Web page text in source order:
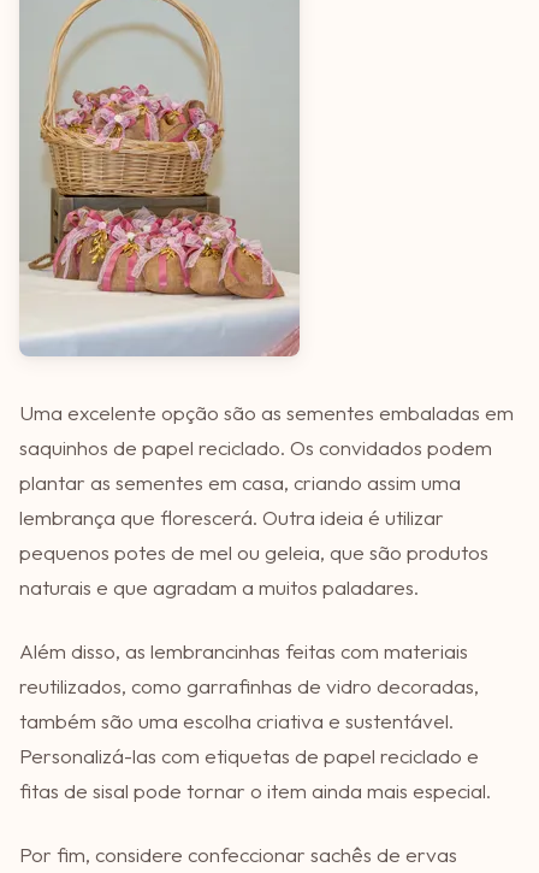
Uma excelente opção são as sementes embaladas em
saquinhos de papel reciclado. Os convidados podem
plantar as sementes em casa, criando assim uma
lembrança que florescerá. Outra ideia é utilizar
pequenos potes de mel ou geleia, que são produtos
naturais e que agradam a muitos paladares.
Além disso, as lembrancinhas feitas com materiais
reutilizados, como garrafinhas de vidro decoradas,
também são uma escolha criativa e sustentável.
Personalizá-las com etiquetas de papel reciclado e
fitas de sisal pode tornar o item ainda mais especial.
Por fim, considere confeccionar sachês de ervas